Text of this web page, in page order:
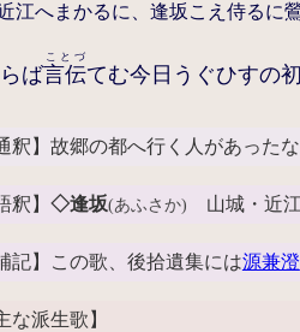
江へまかるに、逢坂こえ侍るに
ば言伝
ことづ
てむ今日うぐひすの
釈】故郷の都へ行く人があった
釈】 ◇逢坂(あふさか) 山城・近江
記】この歌、後拾遺集には源兼澄
な派生歌】